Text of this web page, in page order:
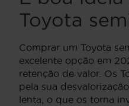
Toyota
Comprar um Toyota
excelente opção em
retenção de valor. Os
pela sua
lenta, o que os torna